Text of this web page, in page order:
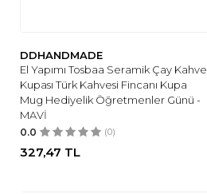
DDHANDMADE
El Yapımı Tosbaa Seramik Çay Kahve
Kupası Türk Kahvesi Fincanı Kupa
Mug Hediyelik Öğretmenler Günü -
MAVİ
0.0 (0)
327,47 TL